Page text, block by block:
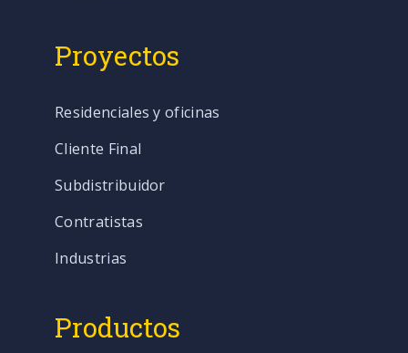
Proyectos
Residenciales y oficinas
Cliente Final
Subdistribuidor
Contratistas
Industrias
Productos